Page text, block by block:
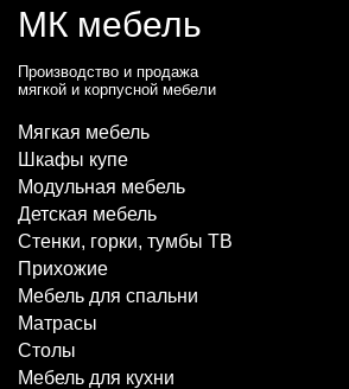
МК мебель
Производство и продажа
мягкой и корпусной мебели
Мягкая мебель
Шкафы купе
Модульная мебель
Детская мебель
Стенки, горки, тумбы ТВ
Прихожие
Мебель для спальни
Матрасы
Столы
Мебель для кухни